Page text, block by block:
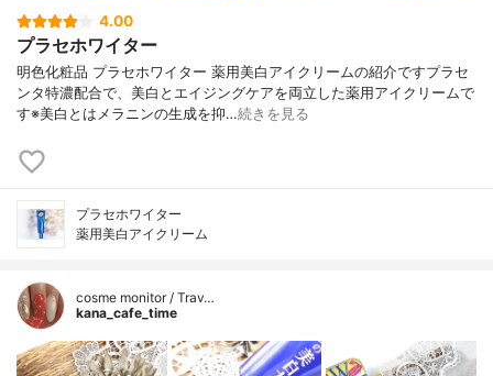
4.00
プラセホワイター
明色化粧品 プラセホワイター 薬用美白アイクリームの紹介ですプラセ
ンタ特濃配合で、美白とエイジングケアを両立した薬用アイクリームで
す※美白とはメラニンの生成を抑…続きを見る
プラセホワイター
薬用美白アイクリーム
cosme monitor / Trav…
kana_cafe_time